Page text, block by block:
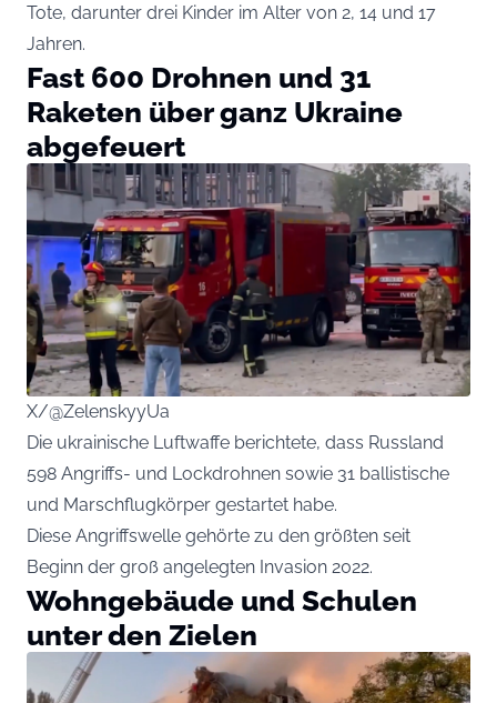
Tote, darunter drei Kinder im Alter von 2, 14 und 17
Jahren.
Fast 600 Drohnen und 31
Raketen über ganz Ukraine
abgefeuert
X/@ZelenskyyUa
Die ukrainische Luftwaffe berichtete, dass Russland
598 Angriffs- und Lockdrohnen sowie 31 ballistische
und Marschflugkörper gestartet habe.
Diese Angriffswelle gehörte zu den größten seit
Beginn der groß angelegten Invasion 2022.
Wohngebäude und Schulen
unter den Zielen